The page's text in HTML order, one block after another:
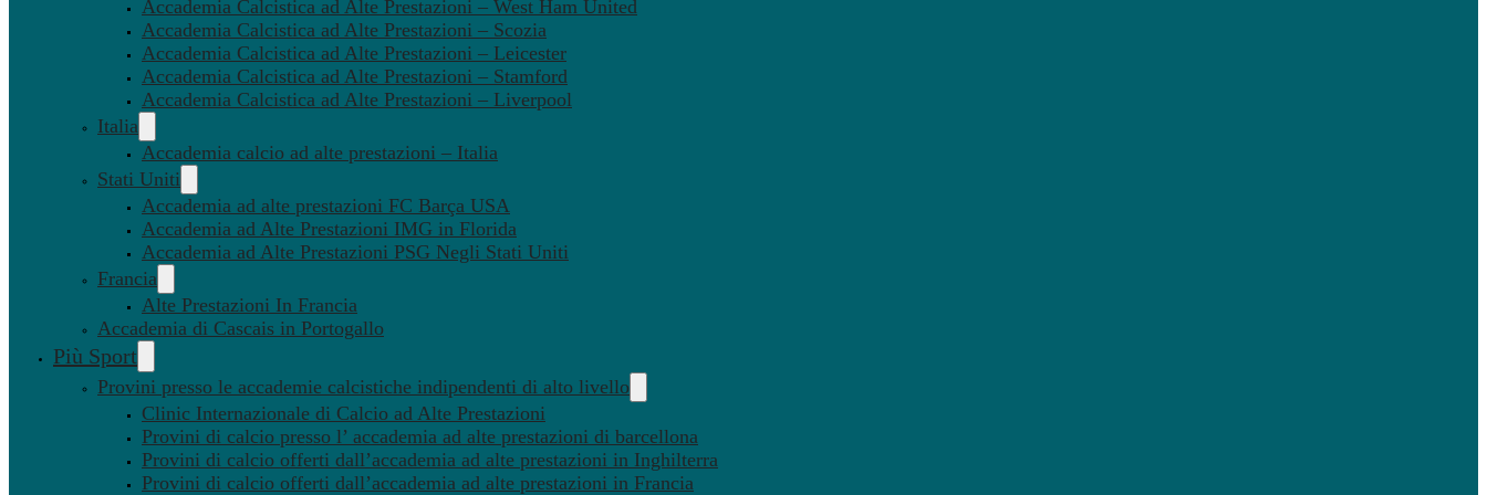
Accademia Calcistica ad Alte Prestazioni – West Ham United
Accademia Calcistica ad Alte Prestazioni – Scozia
Accademia Calcistica ad Alte Prestazioni – Leicester
Accademia Calcistica ad Alte Prestazioni – Stamford
Accademia Calcistica ad Alte Prestazioni – Liverpool
Italia
Accademia calcio ad alte prestazioni – Italia
Stati Uniti
Accademia ad alte prestazioni FC Barça USA
Accademia ad Alte Prestazioni IMG in Florida
Accademia ad Alte Prestazioni PSG Negli Stati Uniti
Francia
Alte Prestazioni In Francia
Accademia di Cascais in Portogallo
Più Sport
Provini presso le accademie calcistiche indipendenti di alto livello
Clinic Internazionale di Calcio ad Alte Prestazioni
Provini di calcio presso l’ accademia ad alte prestazioni di barcellona
Provini di calcio offerti dall’accademia ad alte prestazioni in Inghilterra
Provini di calcio offerti dall’accademia ad alte prestazioni in Francia